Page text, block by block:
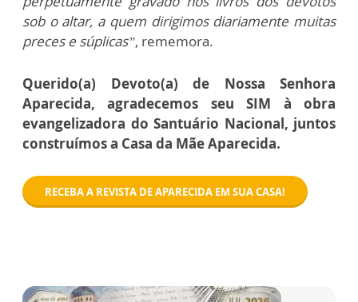
sob o altar, a quem dirigimos diariamente muitas
preces e súplicas”, rememora.
Querido(a) Devoto(a) de Nossa Senhora
Aparecida, agradecemos seu SIM à obra
evangelizadora do Santuário Nacional, juntos
construímos a Casa da Mãe Aparecida.
RECEBA A REVISTA DE APARECIDA EM SUA CASA!